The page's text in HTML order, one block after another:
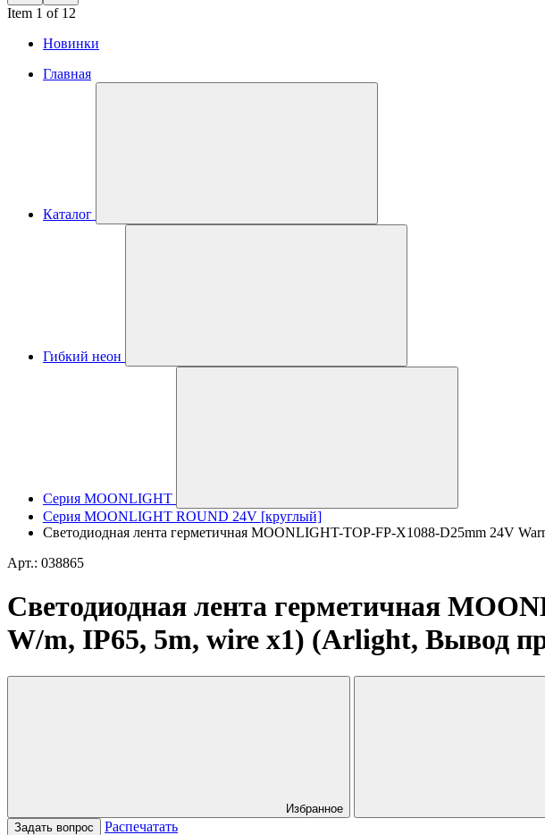
Item 1 of 12
Новинки
Главная
Каталог
Гибкий неон
Серия MOONLIGHT
Серия MOONLIGHT ROUND 24V [круглый]
Светодиодная лента герметичная MOONLIGHT-TOP-FP-X1088-D25mm 24V
Арт.: 038865
Светодиодная лента герметичная
W/m, IP65, 5m, wire x1) (Arlight, Вывод
Избранное
Задать вопрос
Распечатать